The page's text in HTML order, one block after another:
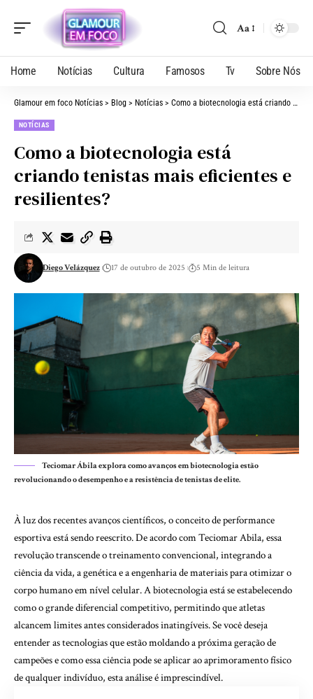
Aa
Home Notícias Cultura Famosos Tv Sobre Nós
Glamour em foco Notícias > Blog > Notícias > Como a biotecnologia está criando tenistas mais eficientes e resilientes?
NOTÍCIAS
Como a biotecnologia está
criando tenistas mais eficientes e
resilientes?
Diego Velázquez 17 de outubro de 2025 5 Min de leitura
Teciomar Ábila explora como avanços em biotecnologia estão
revolucionando o desempenho e a resistência de tenistas de elite.
À luz dos recentes avanços científicos, o conceito de performance
esportiva está sendo reescrito. De acordo com Teciomar Abila, essa
revolução transcende o treinamento convencional, integrando a
ciência da vida, a genética e a engenharia de materiais para otimizar o
corpo humano em nível celular. A biotecnologia está se estabelecendo
como o grande diferencial competitivo, permitindo que atletas
alcancem limites antes considerados inatingíveis. Se você deseja
entender as tecnologias que estão moldando a próxima geração de
campeões e como essa ciência pode se aplicar ao aprimoramento físico
de qualquer indivíduo, esta análise é imprescindível.